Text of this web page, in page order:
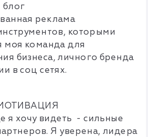
блог
реклама
которыми
моя команда для
бизнеса, личного бренда
в соц сетях.
я хочу видеть - сильные
Я уверена, лидера